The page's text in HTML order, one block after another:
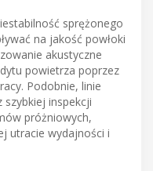
sprężonego
na jakość powłoki
akustyczne
powietrza poprzez
Podobnie, linie
inspekcji
próżniowych,
utracie wydajności i